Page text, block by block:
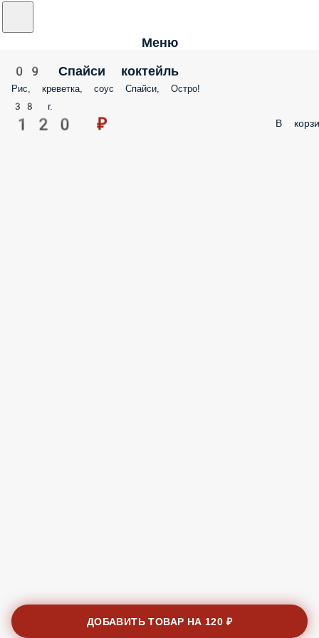
Меню
09 Спайси коктейль
Рис, креветка, соус Спайси, Остро!
38 г.
120 ₽ В
ДОБАВИТЬ ТОВАР НА 120 ₽